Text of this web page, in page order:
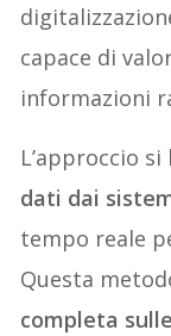
capace di
informazioni
L’approccio si
dati dai
tempo reale
Questa
completa